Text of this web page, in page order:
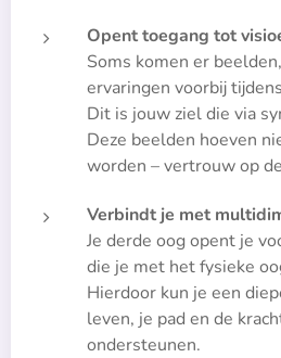
Opent toegang tot
Soms komen er
ervaringen voorbij
Dit is jouw ziel die via
Deze beelden hoeven
worden – vertrouw op
Verbindt je met
Je derde oog opent je
die je met het fysieke
Hierdoor kun je een
leven, je pad en de
ondersteunen.